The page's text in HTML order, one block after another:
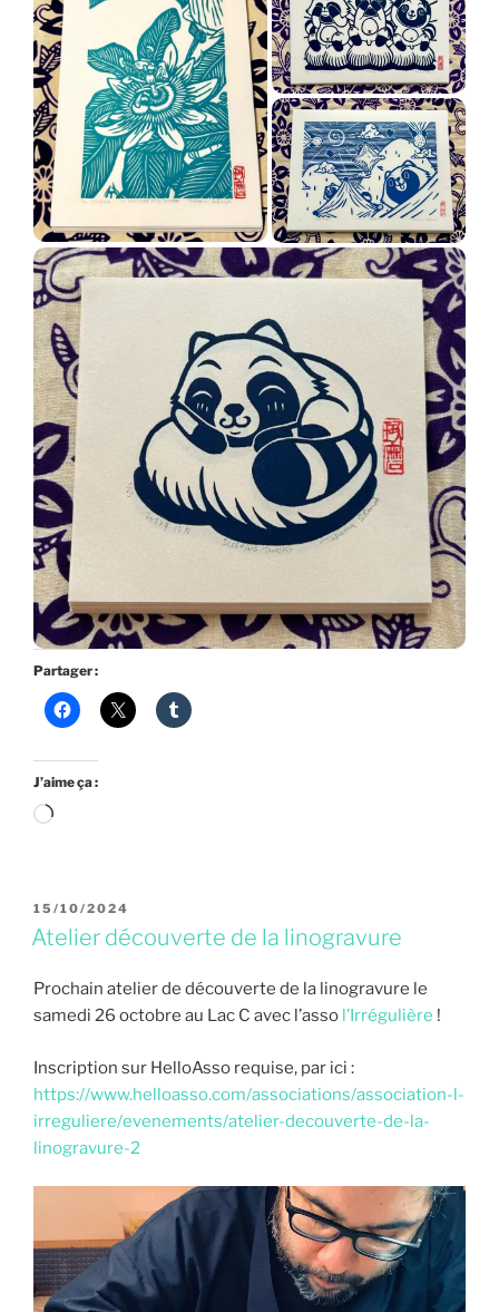
Partager :
J’aime ça :
Chargement…
PUBLIÉ
LE
15/10/2024
Atelier découverte de la linogravure
Prochain atelier de découverte de la linogravure le
samedi 26 octobre au Lac C avec l’asso l’Irrégulière !
Inscription sur HelloAsso requise, par ici :
https://www.helloasso.com/associations/association-l-
irreguliere/evenements/atelier-decouverte-de-la-
linogravure-2